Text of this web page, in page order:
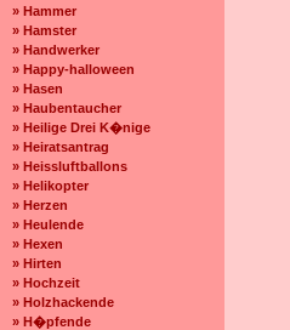
» Hammer
» Hamster
» Handwerker
» Happy-halloween
» Hasen
» Haubentaucher
» Heilige Drei K�nige
» Heiratsantrag
» Heissluftballons
» Helikopter
» Herzen
» Heulende
» Hexen
» Hirten
» Hochzeit
» Holzhackende
» H�pfende